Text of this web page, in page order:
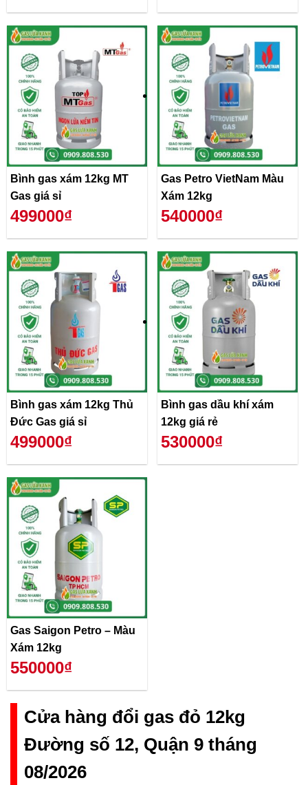
Bình gas xám 12kg MT
Gas giá sỉ
499000₫
Gas Petro VietNam Màu
Xám 12kg
540000₫
Bình gas xám 12kg Thủ
Đức Gas giá sỉ
499000₫
Bình gas dầu khí xám
12kg giá rẻ
530000₫
Gas Saigon Petro – Màu
Xám 12kg
550000₫
Cửa hàng đổi gas đỏ 12kg
Đường số 12, Quận 9 tháng
08/2026